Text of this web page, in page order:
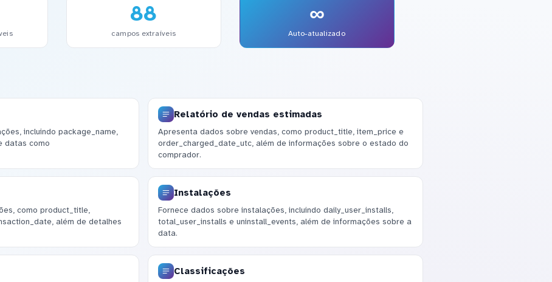
88
campos extraíveis
∞
Auto-atualizado
incluindo package_name,
datas como
Relatório de vendas estimadas
Apresenta dados sobre vendas, como product_title, item_price e
order_charged_date_utc, além de informações sobre o estado do
comprador.
como product_title,
além de detalhes
Instalações
Fornece dados sobre instalações, incluindo daily_user_installs,
total_user_installs e uninstall_events, além de informações sobre a
data.
Classificações